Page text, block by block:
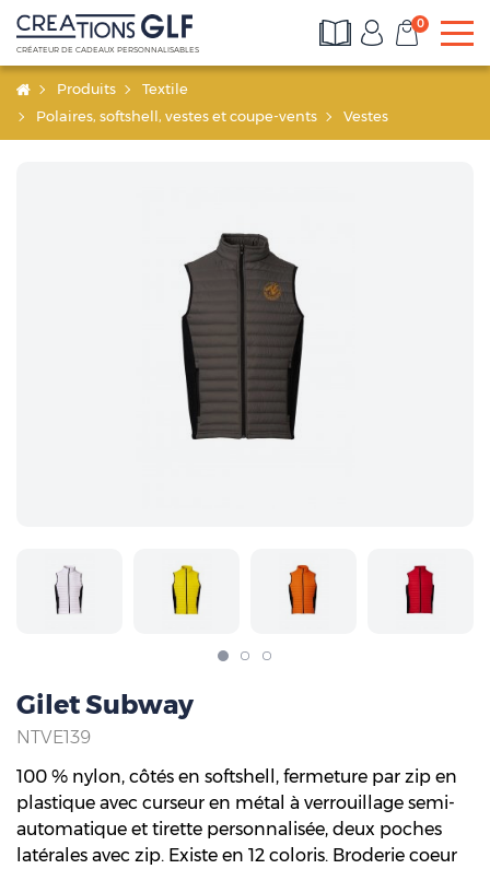
0
CRÉATEUR DE CADEAUX PERSONNALISABLES
Produits
Textile
Polaires, softshell, vestes et coupe-vents
Vestes
Gilet Subway
NTVE139
100 % nylon, côtés en softshell, fermeture par zip en
plastique avec curseur en métal à verrouillage semi-
automatique et tirette personnalisée, deux poches
latérales avec zip. Existe en 12 coloris. Broderie coeur